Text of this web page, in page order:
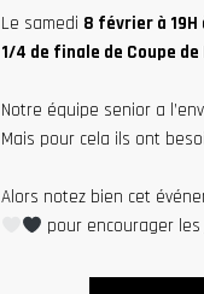
Le samedi 8 février à 19H
1/4 de finale de Coupe de
Notre équipe senior a
Mais pour cela ils ont
Alors notez bien cet
pour encourager